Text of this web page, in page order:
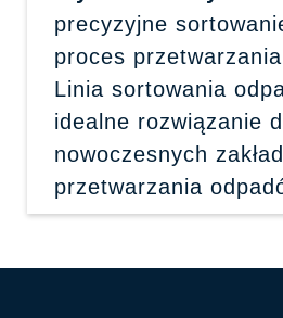
precyzyjne
proces
Linia sortowania
idealne rozwiązanie
nowoczesnych
przetwarzania